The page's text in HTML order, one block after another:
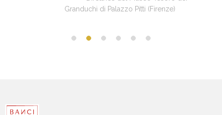
Granduchi di Palazzo Pitti (Firenze)